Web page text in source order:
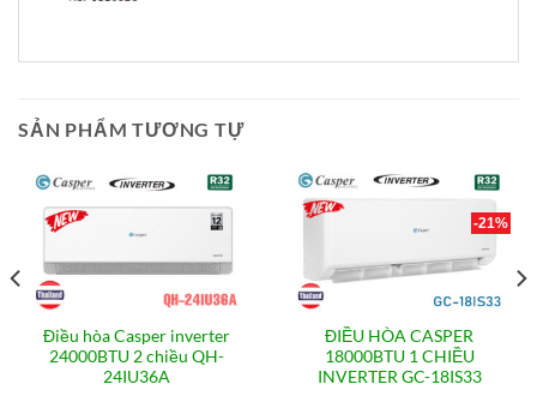
SẢN PHẨM TƯƠNG TỰ
Điều hòa Casper inverter
24000BTU 2 chiều QH-
24IU36A
-21%
ĐIỀU HÒA CASPER
18000BTU 1 CHIỀU
INVERTER GC-18IS33